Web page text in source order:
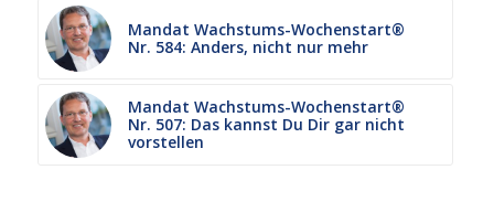
Mandat Wachstums-Wochenstart®
Nr. 584: Anders, nicht nur mehr
Mandat Wachstums-Wochenstart®
Nr. 507: Das kannst Du Dir gar nicht
vorstellen